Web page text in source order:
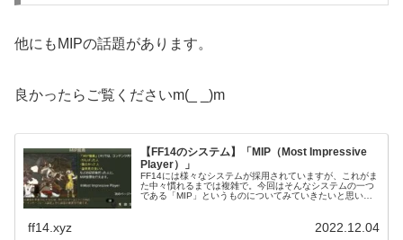
他にもMIPの話題があります。
良かったらご覧くださいm(_ _)m
【FF14のシステム】「MIP（Most Impressive
Player）」
FF14には様々なシステムが採用されていますが、これがま
た中々慣れるまでは複雑で。今回はそんなシステムの一つ
である「MIP」というものについてみていきたいと思いま
ff14.xyz 2022.12.04